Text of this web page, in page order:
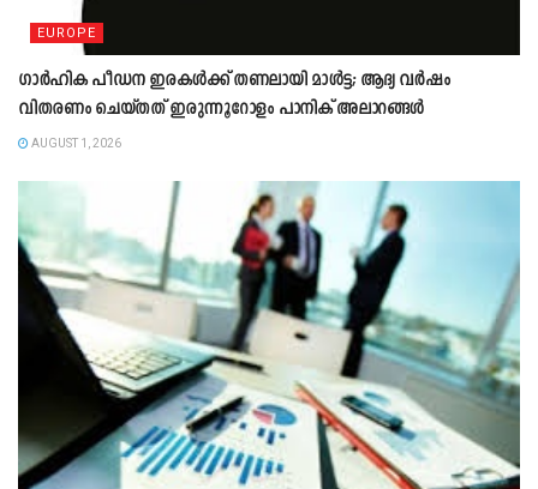
EUROPE
ഗാർഹിക പീഡന ഇരകൾക്ക് തണലായി മാൾട്ട; ആദ്യ വർഷം
വിതരണം ചെയ്തത് ഇരുന്നൂറോളം പാനിക് അലാറങ്ങൾ
AUGUST 1, 2026